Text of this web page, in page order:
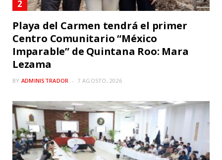
Playa del Carmen tendrá el primer
Centro Comunitario “México
Imparable” de Quintana Roo: Mara
Lezama
BY ADMINISTRADOR 7 AGOSTO, 2026